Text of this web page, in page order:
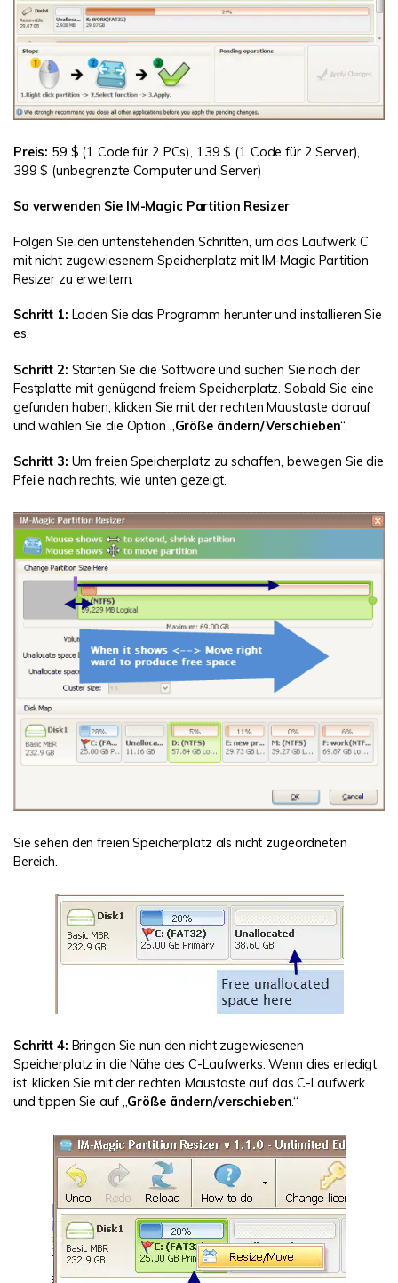
Preis: 59 $ (1 Code für 2 PCs), 139 $ (1 Code für 2 Server),
399 $ (unbegrenzte Computer und Server)
So verwenden Sie IM-Magic Partition Resizer
Folgen Sie den untenstehenden Schritten, um das Laufwerk C
mit nicht zugewiesenem Speicherplatz mit IM-Magic Partition
Resizer zu erweitern.
Schritt 1: Laden Sie das Programm herunter und installieren Sie
es.
Schritt 2: Starten Sie die Software und suchen Sie nach der
Festplatte mit genügend freiem Speicherplatz. Sobald Sie eine
gefunden haben, klicken Sie mit der rechten Maustaste darauf
und wählen Sie die Option „ Größe ändern/Verschieben“.
Schritt 3: Um freien Speicherplatz zu schaffen, bewegen Sie die
Pfeile nach rechts, wie unten gezeigt.
Sie sehen den freien Speicherplatz als nicht zugeordneten
Bereich.
Schritt 4: Bringen Sie nun den nicht zugewiesenen
Speicherplatz in die Nähe des C-Laufwerks. Wenn dies erledigt
ist, klicken Sie mit der rechten Maustaste auf das C-Laufwerk
und tippen Sie auf „Größe ändern/verschieben.“